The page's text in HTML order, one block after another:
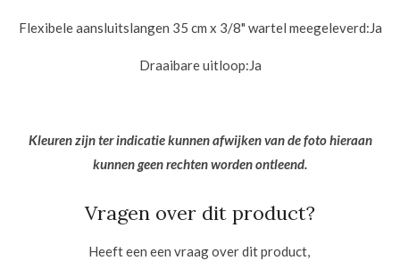
Flexibele aansluitslangen 35 cm x 3/8" wartel meegeleverd:Ja
Draaibare uitloop:Ja
Kleuren zijn ter indicatie kunnen afwijken van de foto hieraan
kunnen geen rechten worden ontleend.
Vragen over dit product?
Heeft een een vraag over dit product,